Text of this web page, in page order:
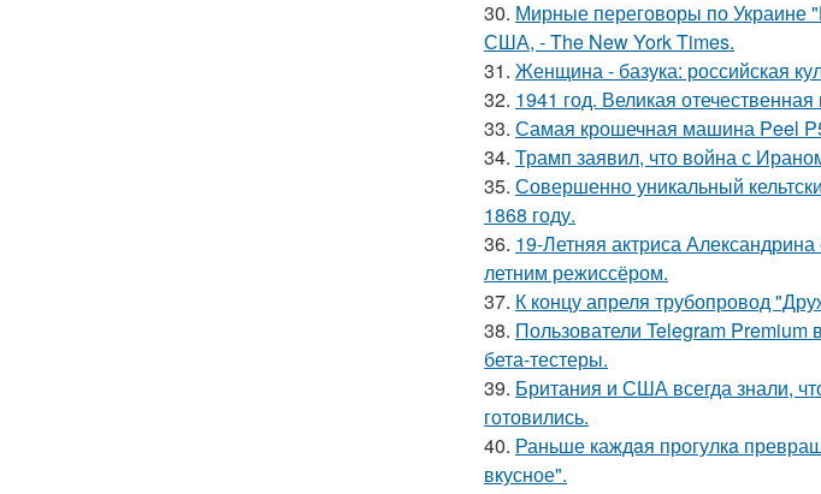
30. Мирные переговоры по Украине
США, - The New York Times.
31. Женщина - базука: российская
32. 1941 год. Великая
33. Самая крошечная машина Peel
34. Трамп заявил, что война с
35. Совершенно уникальный
1868 году.
36. 19-Летняя актриса
летним режиссёром.
37. К концу апреля трубопровод
38. Пользователи Telegram Premium
бета-тестеры.
39. Британия и США всегда знали,
готовились.
40. Раньше каждaя прогулкa
вкусное".